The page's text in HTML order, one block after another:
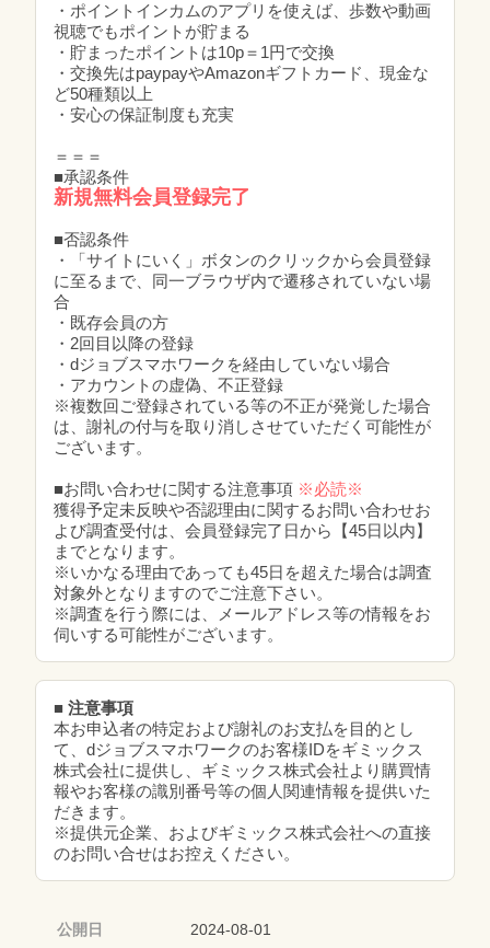
・ポイントインカムのアプリを使えば、歩数や動画
視聴でもポイントが貯まる
・貯まったポイントは10p＝1円で交換
・交換先はpaypayやAmazonギフトカード、現金な
ど50種類以上
・安心の保証制度も充実
＝＝＝
■承認条件
新規無料会員登録完了
■否認条件
・「サイトにいく」ボタンのクリックから会員登録
に至るまで、同一ブラウザ内で遷移されていない場
合
・既存会員の方
・2回目以降の登録
・dジョブスマホワークを経由していない場合
・アカウントの虚偽、不正登録
※複数回ご登録されている等の不正が発覚した場合
は、謝礼の付与を取り消しさせていただく可能性が
ございます。
■お問い合わせに関する注意事項 ※必読※
獲得予定未反映や否認理由に関するお問い合わせお
よび調査受付は、会員登録完了日から【45日以内】
までとなります。
※いかなる理由であっても45日を超えた場合は調査
対象外となりますのでご注意下さい。
※調査を行う際には、メールアドレス等の情報をお
伺いする可能性がございます。
■ 注意事項
本お申込者の特定および謝礼のお支払を目的とし
て、dジョブスマホワークのお客様IDをギミックス
株式会社に提供し、ギミックス株式会社より購買情
報やお客様の識別番号等の個人関連情報を提供いた
だきます。
※提供元企業、およびギミックス株式会社への直接
のお問い合せはお控えください。
公開日 2024-08-01